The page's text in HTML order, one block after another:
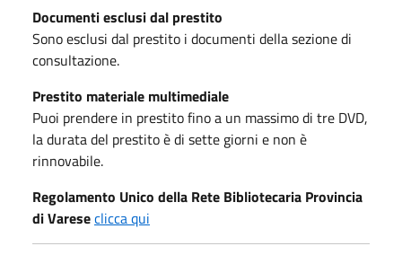
Documenti esclusi dal prestito
Sono esclusi dal prestito i documenti della sezione di
consultazione.
Prestito materiale multimediale
Puoi prendere in prestito fino a un massimo di tre DVD,
la durata del prestito è di sette giorni e non è
rinnovabile.
Regolamento Unico della Rete Bibliotecaria Provincia
di Vareseclicca qui